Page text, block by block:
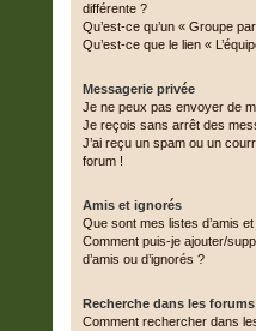
différente ?
Qu’est-ce qu’un « Groupe
Qu’est-ce que le lien «
Messagerie privée
Je ne peux pas envoyer de
Je reçois sans arrêt des
J’ai reçu un spam ou un
forum !
Amis et ignorés
Que sont mes listes d’amis et
Comment puis-je ajouter/
d’amis ou d’ignorés ?
Recherche dans les forums
Comment rechercher dans